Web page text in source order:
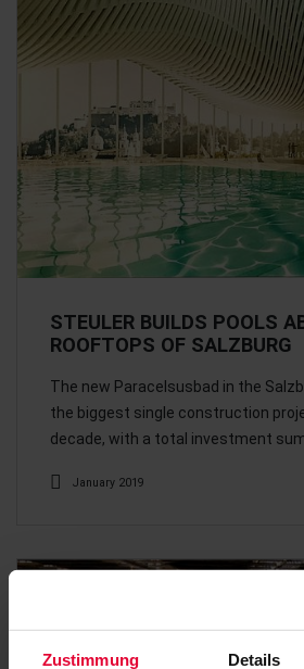
Zustimmung Details
STEULER BUILDS POOLS
ROOFTOPS OF SALZBURG
The new Paracelsusbad in the
the biggest single construction
decade, with a total investment
January 2019